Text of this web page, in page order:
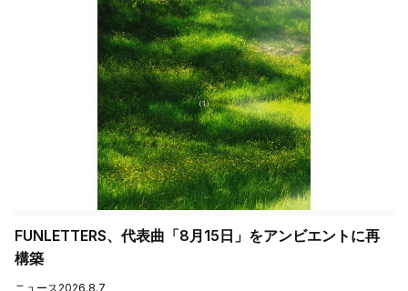
FUNLETTERS、代表曲「8月15日」をアンビエントに再
構築
ニュース2026.8.7